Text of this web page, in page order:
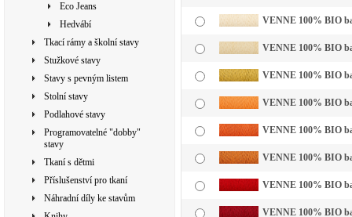
Eco Jeans
Hedvábí
Tkací rámy a školní stavy
Stužkové stavy
Stavy s pevným listem
Stolní stavy
Podlahové stavy
Programovatelné "dobby"
stavy
Tkaní s dětmi
Příslušenství pro tkaní
Náhradní díly ke stavům
VENNE 100% BIO
VENNE 100% BIO
VENNE 100% BIO
VENNE 100% BIO
VENNE 100% BIO
VENNE 100% BIO
VENNE 100% BIO
VENNE 100% BIO